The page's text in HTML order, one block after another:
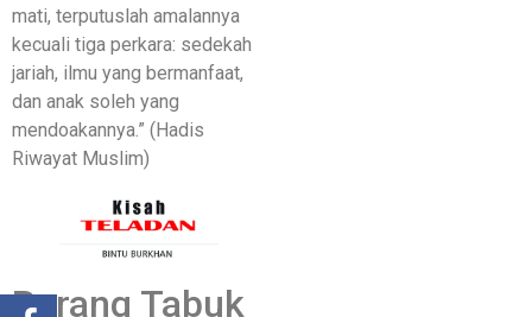
mati, terputuslah amalannya
kecuali tiga perkara: sedekah
jariah, ilmu yang bermanfaat,
dan anak soleh yang
mendoakannya.” (Hadis
Riwayat Muslim)
Perang Tabuk